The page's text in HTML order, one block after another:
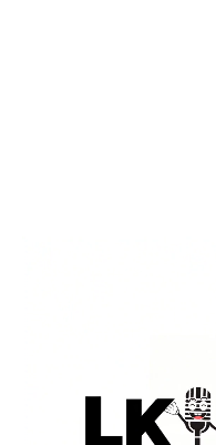
solar. Pendekatan serupa
melalui pengembangan
“Untuk mengurangi impor
akan menerapkan program
kesuksesan program B10
dengan bahan bakunya dari
dengan total produksi yang
akan menjadi off taker
Bahlil menjelaskan
dari komoditas pertanian
Pemerintah juga akan
taker) untuk menjamin
dihasilkan petani dan pelaku
Selain mengurangi impor
juga diharapkan memberikan
pertanian dan industri
sekaligus menjadi bagian